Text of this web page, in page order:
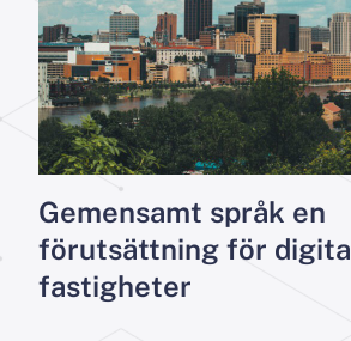
Gemensamt språk en
förutsättning för
fastigheter